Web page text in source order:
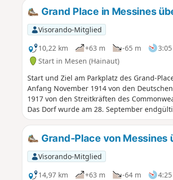
Grand Place in Messines
Visorando-Mitglied
10,22 km
+63 m -65 m
Start in Mesen (Hainaut)
Start und Ziel am Parkplatz des Grand-
Anfang November 1914 von den
1917 von den Streitkräften des
Das Dorf wurde am 28. September
Grand-Place von
Visorando-Mitglied
14,97 km
+63 m -64 m